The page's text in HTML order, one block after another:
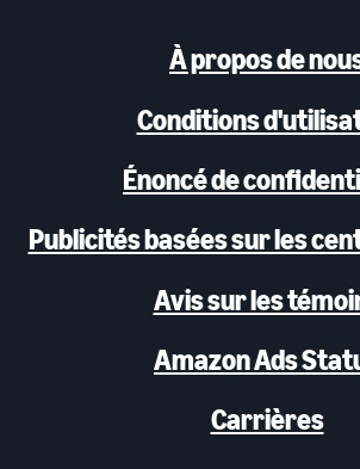
À propos de
Conditions
Énoncé de
Publicités basées sur les
Avis sur les
Amazon Ads
Carrières